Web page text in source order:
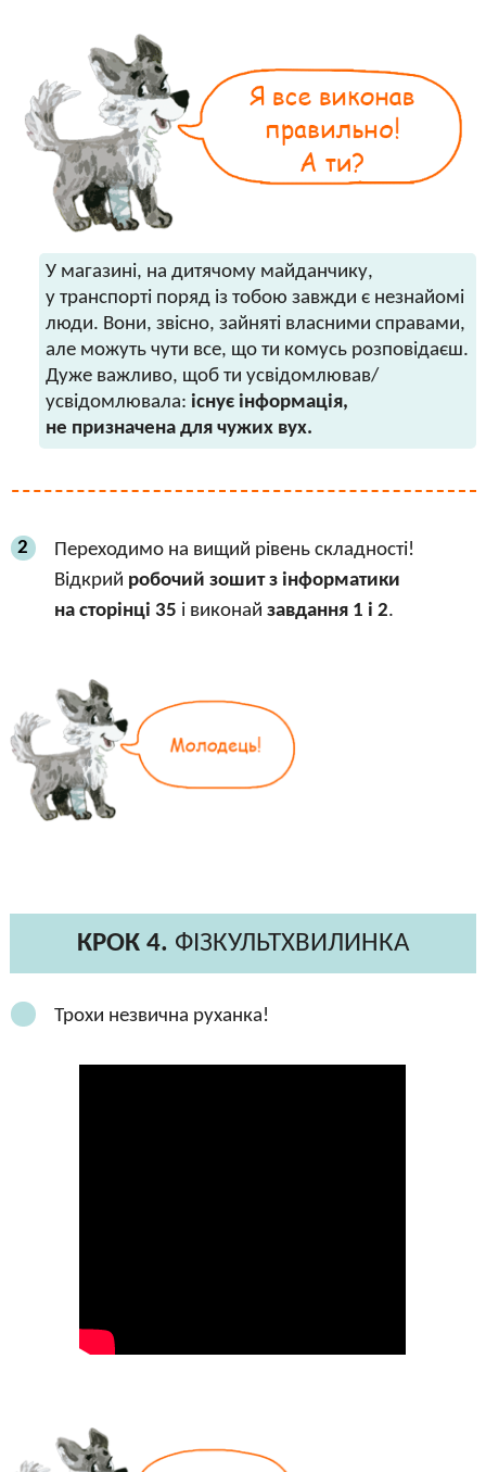
У магазині, на дитячому майданчику,
у транспорті поряд із тобою завжди є незнайомі
люди. Вони, звісно, зайняті власними справами,
але можуть чути все, що ти комусь розповідаєш.
Дуже важливо, щоб ти усвідомлював/
усвідомлювала: існує інформація,
не призначена для чужих вух.
2
Переходимо на вищий рівень складності!
Відкрий робочий зошит з інформатики
на сторінці 35 і виконай завдання 1 і 2.
КРОК 4. ФІЗКУЛЬТХВИЛИНКА
Трохи незвична руханка!